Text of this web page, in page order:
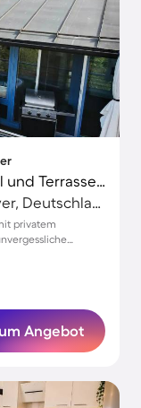
Wohnung mit privatem Pool, Grill und Terrasse | Stadtblick | Perfekt für die Arbeit von Zuhause
Langenhagen, Region Hannover, Deutschland
privatem
Angebot